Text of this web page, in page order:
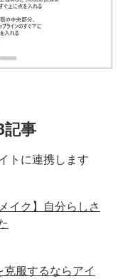
記事
トに連携します
イク】自分らしさ
服するならアイ